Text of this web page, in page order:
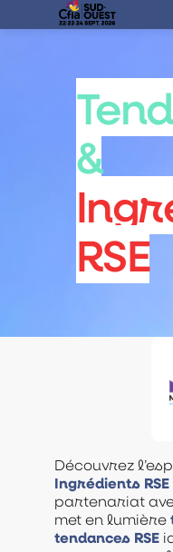
&
RSE
Découvrez
Ingrédients RSE
partenariat
met en lumière
tendances RSE